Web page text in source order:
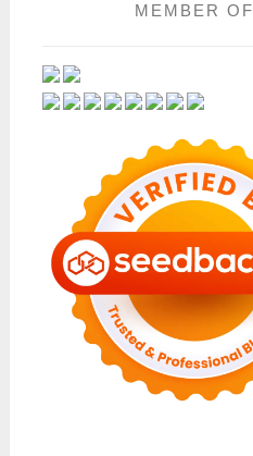
MEMBER OF